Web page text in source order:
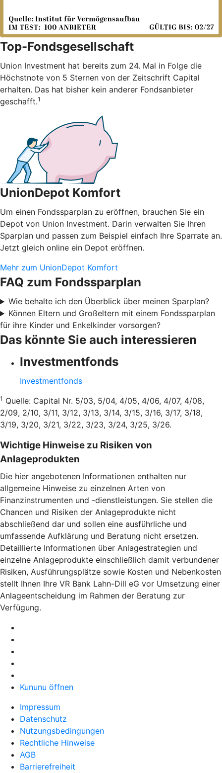
Top-Fondsgesellschaft
Union Investment hat bereits zum 24. Mal in Folge die
Höchstnote von 5 Sternen von der Zeitschrift Capital
erhalten. Das hat bisher kein anderer Fondsanbieter
geschafft.1
UnionDepot Komfort
Um einen Fondssparplan zu eröffnen, brauchen Sie ein
Depot von Union Investment. Darin verwalten Sie Ihren
Sparplan und passen zum Beispiel einfach Ihre Sparrate an.
Jetzt gleich online ein Depot eröffnen.
Mehr zum UnionDepot Komfort
FAQ zum Fondssparplan
Wie behalte ich den Überblick über meinen Sparplan?
Können Eltern und Großeltern mit einem Fondssparplan
für ihre Kinder und Enkelkinder vorsorgen?
Das könnte Sie auch interessieren
Investmentfonds
Investmentfonds
1 Quelle: Capital Nr. 5/03, 5/04, 4/05, 4/06, 4/07, 4/08,
2/09, 2/10, 3/11, 3/12, 3/13, 3/14, 3/15, 3/16, 3/17, 3/18,
3/19, 3/20, 3/21, 3/22, 3/23, 3/24, 3/25, 3/26.
Wichtige Hinweise zu Risiken von
Anlageprodukten
Die hier angebotenen Informationen enthalten nur
allgemeine Hinweise zu einzelnen Arten von
Finanzinstrumenten und -dienstleistungen. Sie stellen die
Chancen und Risiken der Anlageprodukte nicht
abschließend dar und sollen eine ausführliche und
umfassende Aufklärung und Beratung nicht ersetzen.
Detaillierte Informationen über Anlagestrategien und
einzelne Anlageprodukte einschließlich damit verbundener
Risiken, Ausführungsplätze sowie Kosten und Nebenkosten
stellt Ihnen Ihre VR Bank Lahn-Dill eG vor Umsetzung einer
Anlageentscheidung im Rahmen der Beratung zur
Verfügung.
Kununu öffnen
Impressum
Datenschutz
Nutzungsbedingungen
Rechtliche Hinweise
AGB
Barrierefreiheit